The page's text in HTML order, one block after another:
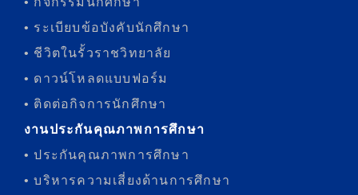
• ระเบียบข้อบังคับนักศึกษา
• ชีวิตในรั้วราชวิทยาลัย
• ดาวน์โหลดแบบฟอร์ม
• ติดต่อกิจการนักศึกษา
งานประกันคุณภาพการศึกษา
• ประกันคุณภาพการศึกษา
• บริหารความเสี่ยงด้านการศึกษา